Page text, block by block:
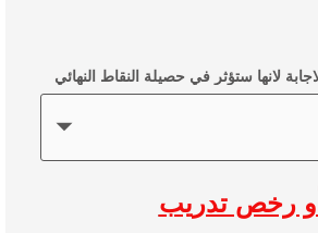
لانها ستؤثر في حصيلة النقاط النهائي